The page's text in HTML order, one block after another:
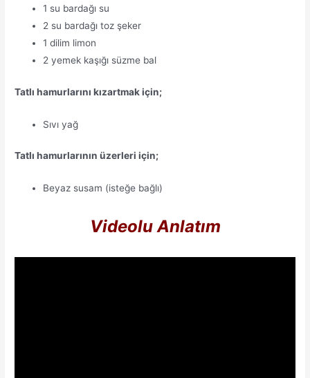
1 su bardağı su
2 su bardağı toz şeker
1 dilim limon
2 yemek kaşığı süzme bal
Tatlı hamurlarını kızartmak için;
Sıvı yağ
Tatlı hamurlarının üzerleri için;
Beyaz susam (isteğe bağlı)
Videolu Anlatım